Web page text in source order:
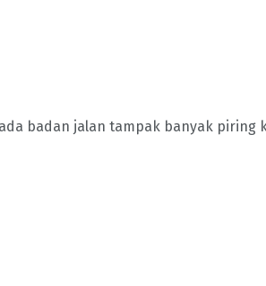
badan jalan tampak banyak